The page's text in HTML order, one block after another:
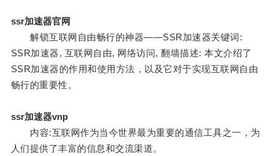
ssr加速器官网
解锁互联网自由畅行的神器——SSR加速器关键词:
SSR加速器, 互联网自由, 网络访问, 翻墙描述: 本文介绍了
SSR加速器的作用和使用方法，以及它对于实现互联网自由
畅行的重要性。
ssr加速器vnp
内容:互联网作为当今世界最为重要的通信工具之一，为
人们提供了丰富的信息和交流渠道。